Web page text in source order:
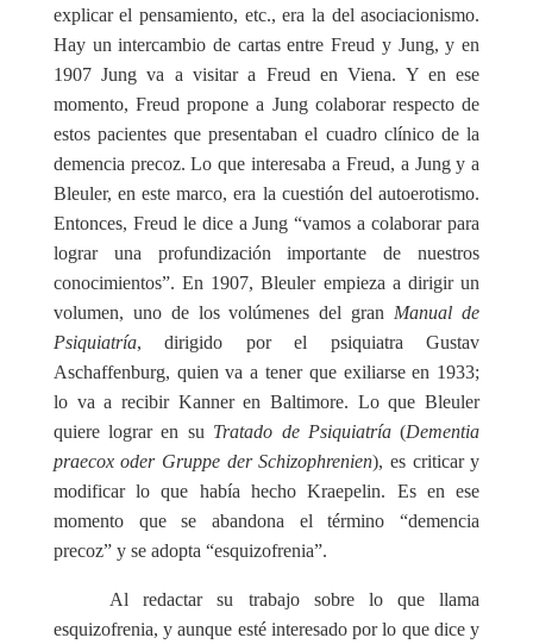
explicar el pensamiento, etc., era la del asociacionismo.
Hay un intercambio de cartas entre Freud y Jung, y en
1907 Jung va a visitar a Freud en Viena. Y en ese
momento, Freud propone a Jung colaborar respecto de
estos pacientes que presentaban el cuadro clínico de la
demencia precoz. Lo que interesaba a Freud, a Jung y a
Bleuler, en este marco, era la cuestión del autoerotismo.
Entonces, Freud le dice a Jung “vamos a colaborar para
lograr una profundización importante de nuestros
conocimientos”. En 1907, Bleuler empieza a dirigir un
volumen, uno de los volúmenes del gran Manual de
Psiquiatría, dirigido por el psiquiatra Gustav
Aschaffenburg, quien va a tener que exiliarse en 1933;
lo va a recibir Kanner en Baltimore. Lo que Bleuler
quiere lograr en su Tratado de Psiquiatría(Dementia
praecox oder Gruppe der Schizophrenien), es criticar y
modificar lo que había hecho Kraepelin. Es en ese
momento que se abandona el término “demencia
precoz” y se adopta “esquizofrenia”.
Al redactar su trabajo sobre lo que llama
esquizofrenia, y aunque esté interesado por lo que dice y